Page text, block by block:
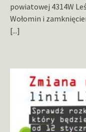
powiatowej 4314W
Wołomin i
[...]